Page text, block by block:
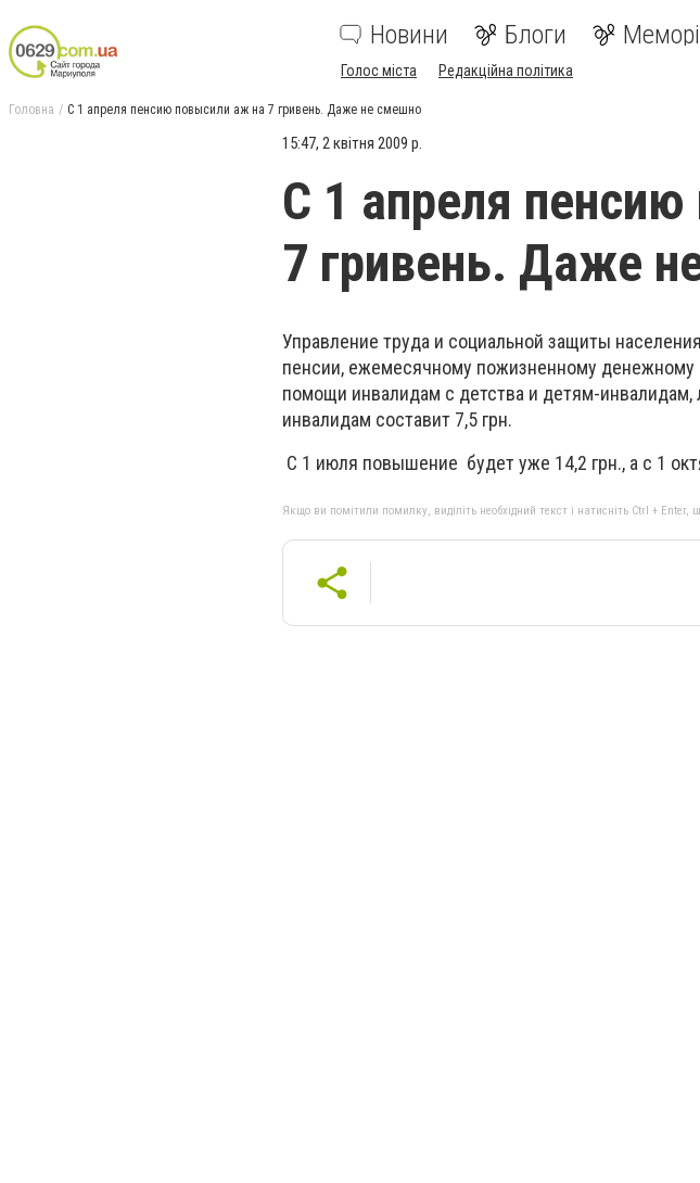
Новини Блоги
Голос міста Редакційна політика
Головна С 1 апреля пенсию повысили аж на 7 гривень. Даже не смешно
15:47, 2 квітня 2009 р.
С 1 апреля
7 гривень. Даже
Управление труда и социальной защиты
пенсии, ежемесячному пожизненному денежному
помощи инвалидам с детства и детям-
инвалидам составит 7,5 грн.
С 1 июля повышение будет уже 14,2 грн., а с 1
Якщо ви помітили помилку, виділіть необхідний текст і натисніть Ctrl + Enter,